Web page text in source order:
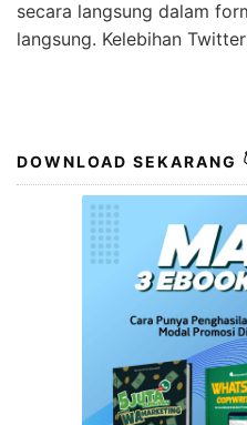
secara langsung dalam
langsung. Kelebihan
DOWNLOAD SEKARANG